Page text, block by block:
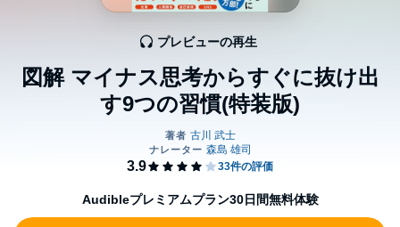
図解 マイナス思考からすぐに抜け出
す9つの習慣(特装版)
プレビューの再生
Audibleプレミアムプラン30日間無料体験